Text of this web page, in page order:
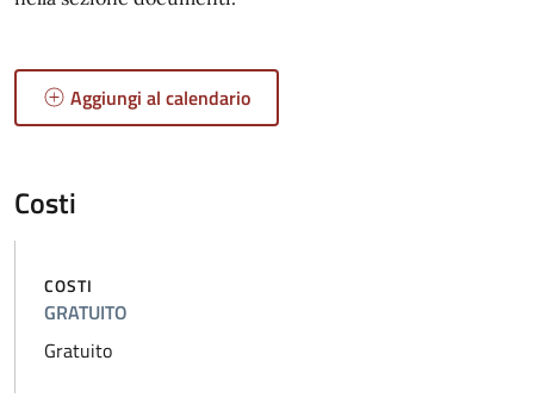
Aggiungi al calendario
Costi
COSTI
GRATUITO
Gratuito